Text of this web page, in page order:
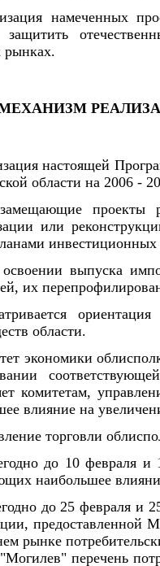
намеченных
защитить
МЕХАНИЗМ
настоящей
области на 2006 -
проекты
или
инвестиционных
выпуска
их
области.
экономики
комитетам,
влияние на
торговли
до 10 февраля и
наибольшее
до 25 февраля и
предоставленной
рынке
перечень